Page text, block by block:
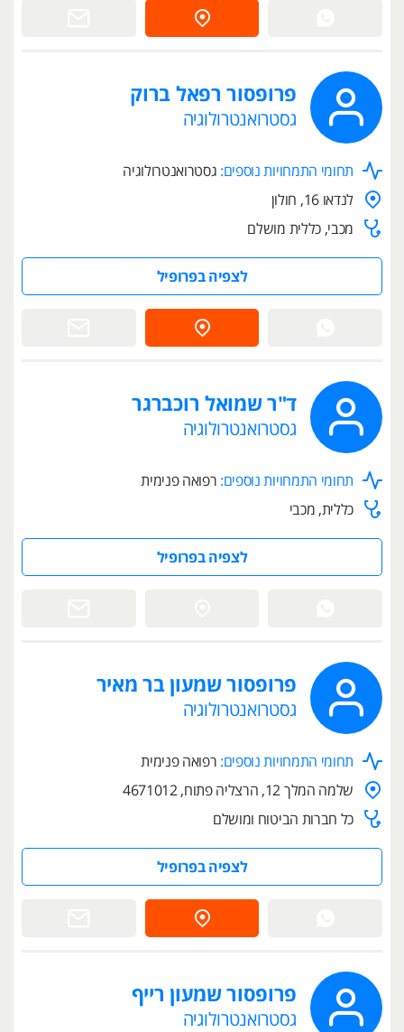
פרופסור רפאל ברוק
גסטרואנטרולוגיה
תחומי התמחויות נוספים: גסטרואנטרולוגיה
לנדאו 16, חולון
מכבי, כללית מושלם
לצפיה בפרופיל
ד"ר שמואל רוכברגר
גסטרואנטרולוגיה
תחומי התמחויות נוספים: רפואה פנימית
כללית, מכבי
לצפיה בפרופיל
פרופסור שמעון בר מאיר
גסטרואנטרולוגיה
תחומי התמחויות נוספים: רפואה פנימית
שלמה המלך 12, הרצליה פתוח, 4671012
כל חברות הביטוח ומושלם
לצפיה בפרופיל
פרופסור שמעון רייף
גסטרואנטרולוגיה